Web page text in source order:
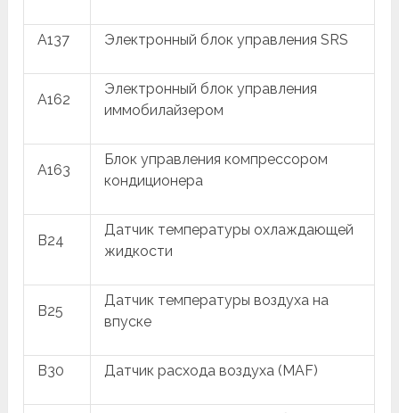
A137 Электронный блок управления SRS
A162
Электронный блок управления
иммобилайзером
A163
Блок управления компрессором
кондиционера
B24
Датчик температуры охлаждающей
жидкости
B25
Датчик температуры воздуха на
впуске
B30 Датчик расхода воздуха (MAF)